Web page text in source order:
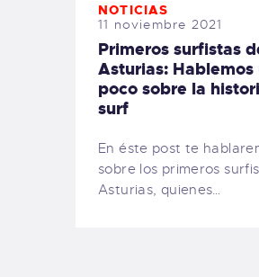
NOTICIAS
11 noviembre 2021
Primeros surfistas
Asturias: Hablemos
poco sobre la
surf
En éste post te
sobre los primeros
Asturias, quienes…